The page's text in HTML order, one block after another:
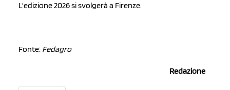
L'edizione 2026 si svolgerà a Firenze.
Fonte: Fedagro
Redazione